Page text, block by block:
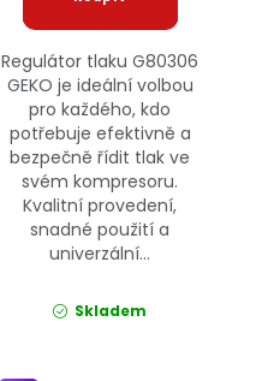
Regulátor tlaku G80306
GEKO je ideální volbou
pro každého, kdo
potřebuje efektivně a
bezpečně řídit tlak ve
svém kompresoru.
Kvalitní provedení,
snadné použití a
univerzální...
Skladem